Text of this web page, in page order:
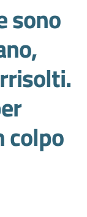
sono
colpo